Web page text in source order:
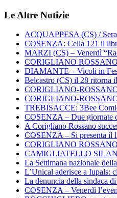
Le Altre Notizie
ACQUAPPESA (CS) /
COSENZA: Cella 121 il
MARZI (CS) – Venerdì
CORIGLIANO ROSSANO
DIAMANTE – Vicoli in
Belcastro (CS) il 28 ritorna
CORIGLIANO-
CORIGLIANO-
TREBISACCE: 3Bee
COSENZA – Due giornate
A Corigliano Rossano
COSENZA – Si presenta il
CORIGLIANO ROSSANO
CAMIGLIATELLO
La Settimana nazionale
L’Unical aderisce a Iupals:
La denuncia della sindaca
COSENZA – Venerdì